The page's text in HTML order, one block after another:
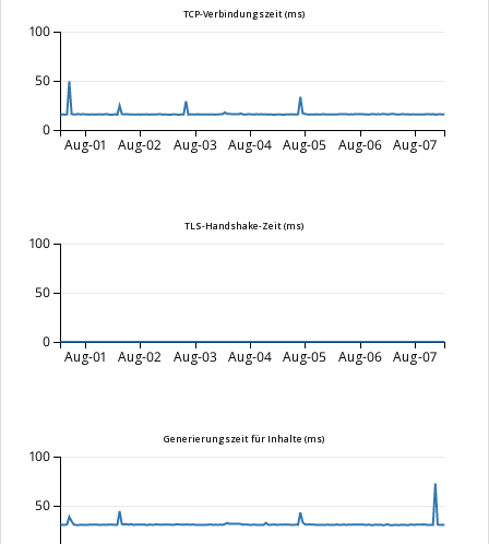
TCP-Verbindungszeit (ms)
Aug-01 Aug-02 Aug-03 Aug-04 Aug-05 Aug-06 Aug-07
0
50
100
TLS-Handshake-Zeit (ms)
Aug-01 Aug-02 Aug-03 Aug-04 Aug-05 Aug-06 Aug-07
0
50
100
Generierungszeit für Inhalte (ms)
50
100